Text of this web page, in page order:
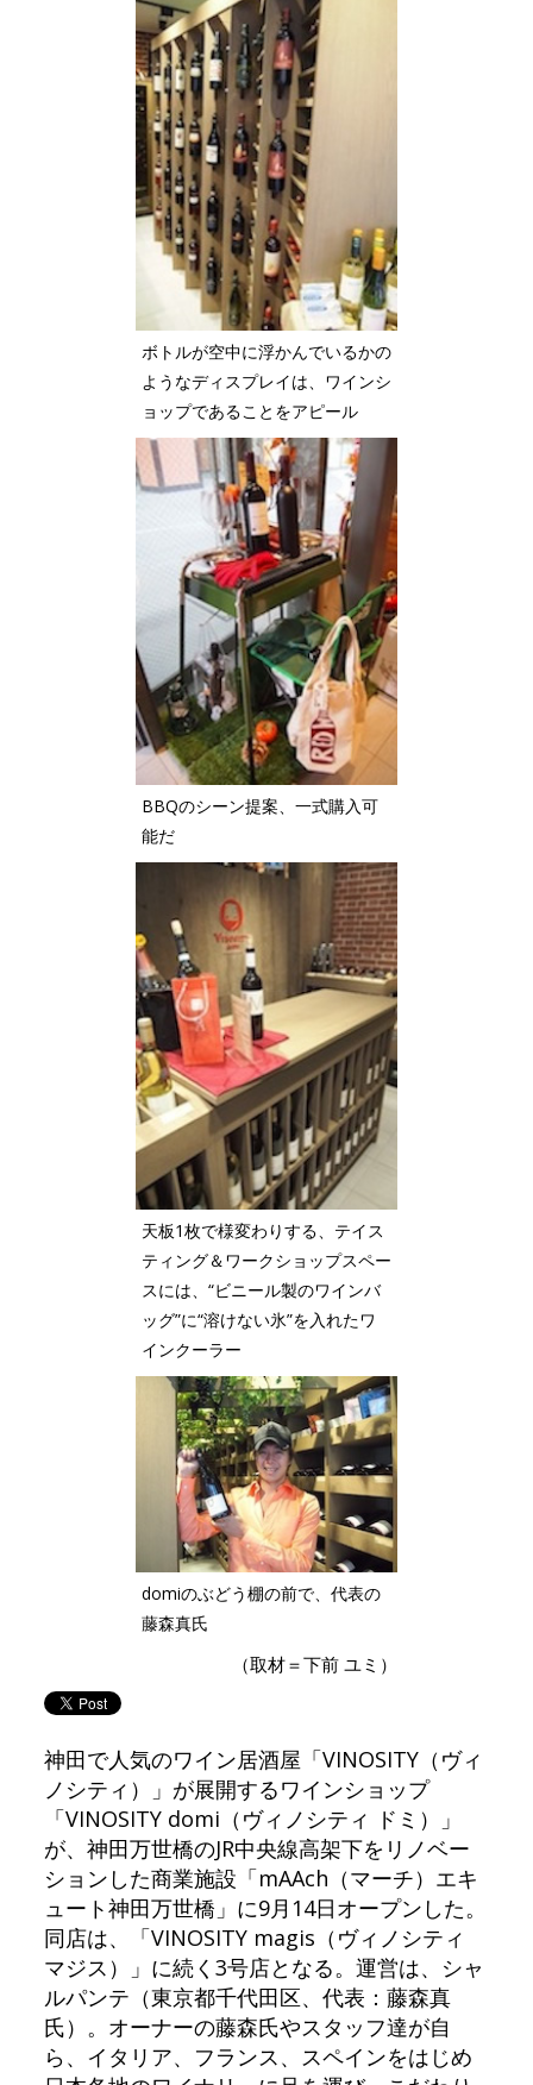
ボトルが空中に浮かんでいるかの
ようなディスプレイは、ワインシ
ョップであることをアピール
BBQのシーン提案、一式購入可
能だ
天板1枚で様変わりする、テイス
ティング＆ワークショップスペー
スには、“ビニール製のワインバ
ッグ”に“溶けない氷”を入れたワ
インクーラー
domiのぶどう棚の前で、代表の
藤森真氏
（取材＝下前 ユミ）
神田で人気のワイン居酒屋「VINOSITY（ヴィ
ノシティ）」が展開するワインショップ
「VINOSITY domi（ヴィノシティ ドミ）」
が、神田万世橋のJR中央線高架下をリノベー
ションした商業施設「mAAch（マーチ）エキ
ュート神田万世橋」に9月14日オープンした。
同店は、「VINOSITY magis（ヴィノシティ
マジス）」に続く3号店となる。運営は、シャ
ルパンテ（東京都千代田区、代表：藤森真
氏）。オーナーの藤森氏やスタッフ達が自
ら、イタリア、フランス、スペインをはじめ